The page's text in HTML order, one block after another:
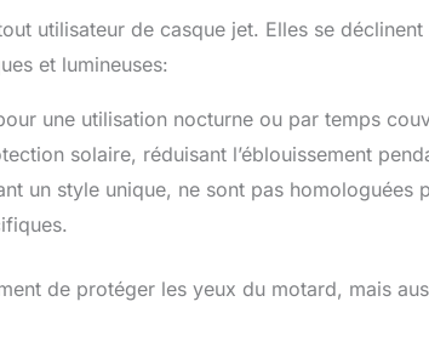
utilisateur de casque jet. Elles se
et lumineuses:
une utilisation nocturne ou par temps
solaire, réduisant l’éblouissement
un style unique, ne sont pas homologuées
de protéger les yeux du motard, mais